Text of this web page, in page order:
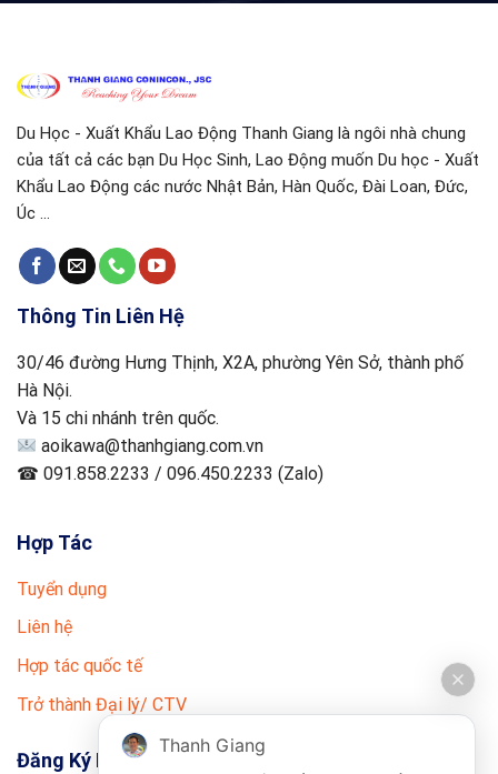
Du Học - Xuất Khẩu Lao Động Thanh Giang là ngôi nhà chung
của tất cả các bạn Du Học Sinh, Lao Động muốn Du học - Xuất
Khẩu Lao Động các nước Nhật Bản, Hàn Quốc, Đài Loan, Đức,
Úc ...
Thông Tin Liên Hệ
30/46 đường Hưng Thịnh, X2A, phường Yên Sở, thành phố
Hà Nội.
Và 15 chi nhánh trên quốc.
aoikawa@thanhgiang.com.vn
☎ 091.858.2233 / 096.450.2233 (Zalo)
Hợp Tác
Tuyển dụng
Liên hệ
Hợp tác quốc tế
Trở thành Đại lý/ CTV
Đăng Ký Nhận Tin
Thanh Giang